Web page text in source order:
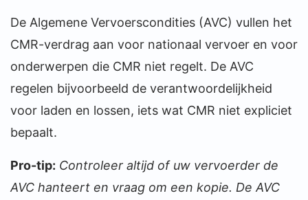
De Algemene Vervoerscondities (AVC) vullen het
CMR-verdrag aan voor nationaal vervoer en voor
onderwerpen die CMR niet regelt. De AVC
regelen bijvoorbeeld de verantwoordelijkheid
voor laden en lossen, iets wat CMR niet expliciet
bepaalt.
Pro-tip: Controleer altijd of uw vervoerder de
AVC hanteert en vraag om een kopie. De AVC